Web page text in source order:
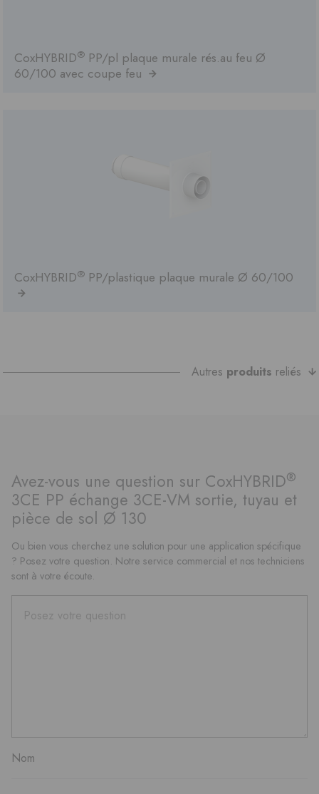
CoxHYBRID® PP/pl plaque murale rés.au feu Ø
60/100 avec coupe feu
CoxHYBRID® PP/plastique plaque murale Ø 60/100
Autres produits reliés
Avez-vous une question sur CoxHYBRID®
3CE PP échange 3CE-VM sortie, tuyau et
pièce de sol Ø 130
Ou bien vous cherchez une solution pour une application spécifique
? Posez votre question. Notre service commercial et nos techniciens
sont à votre écoute.